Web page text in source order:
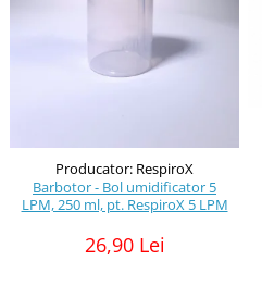
Producator: RespiroX
Barbotor - Bol umidificator 5
LPM, 250 ml, pt. RespiroX 5 LPM
26,90 Lei